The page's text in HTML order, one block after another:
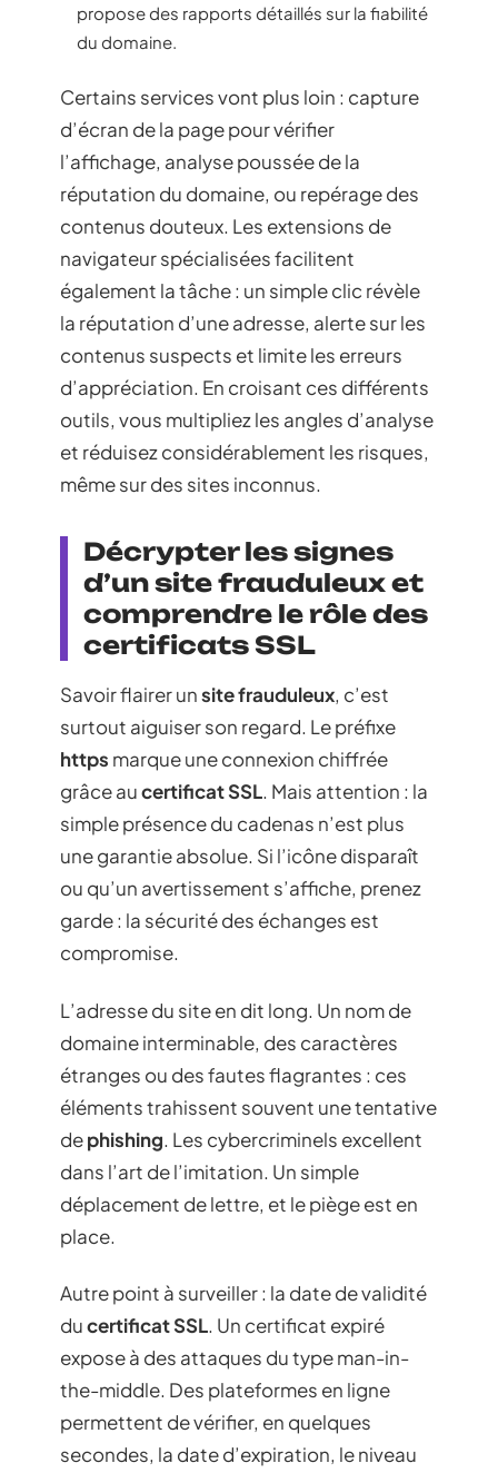
propose des rapports détaillés sur la fiabilité
du domaine.
Certains services vont plus loin : capture
d’écran de la page pour vérifier
l’affichage, analyse poussée de la
réputation du domaine, ou repérage des
contenus douteux. Les extensions de
navigateur spécialisées facilitent
également la tâche : un simple clic révèle
la réputation d’une adresse, alerte sur les
contenus suspects et limite les erreurs
d’appréciation. En croisant ces différents
outils, vous multipliez les angles d’analyse
et réduisez considérablement les risques,
même sur des sites inconnus.
Décrypter les signes
d’un site frauduleux et
comprendre le rôle des
certificats SSL
Savoir flairer unsite frauduleux, c’est
surtout aiguiser son regard. Le préfixe
https marque une connexion chiffrée
grâce aucertificat SSL. Mais attention : la
simple présence du cadenas n’est plus
une garantie absolue. Si l’icône disparaît
ou qu’un avertissement s’affiche, prenez
garde : la sécurité des échanges est
compromise.
L’adresse du site en dit long. Un nom de
domaine interminable, des caractères
étranges ou des fautes flagrantes : ces
éléments trahissent souvent une tentative
dephishing. Les cybercriminels excellent
dans l’art de l’imitation. Un simple
déplacement de lettre, et le piège est en
place.
Autre point à surveiller : la date de validité
ducertificat SSL. Un certificat expiré
expose à des attaques du type man-in-
the-middle. Des plateformes en ligne
permettent de vérifier, en quelques
secondes, la date d’expiration, le niveau